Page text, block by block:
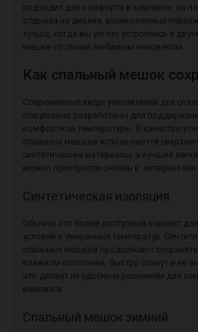
подходит для комфорта в кемпинге, на
отдыхая на диване, великолепные
лучше, когда вы уютно устроились в
мешке со своим любимым человеком.
Как спальный мешок
Современные виды утеплителей для
специально разработаны для
комфортной температуры. В качестве
спальных мешков используются
синтетические материалы, а лучшие
можно приобрести онлайн в интернет-
Синтетическая изоляция
Обычно это более доступный вариант
условий и умеренных температур.
спальных мешков продолжают
влажном состоянии, быстро сохнут и не
что делает их удобным решением для
кемпинга.
Спальный мешок зимний